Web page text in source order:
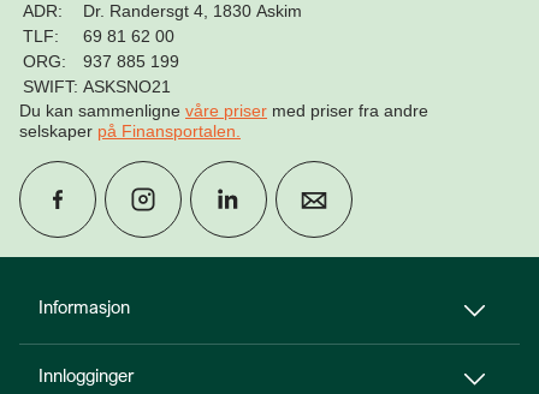
Informasjon
Innlogginger
ADR:
Dr. Randersgt 4, 1830 Askim
TLF:
69 81 62 00
ORG:
937 885 199
SWIFT: ASKSNO21
Du kan sammenligne våre priser med priser fra andre
selskaper på Finansportalen